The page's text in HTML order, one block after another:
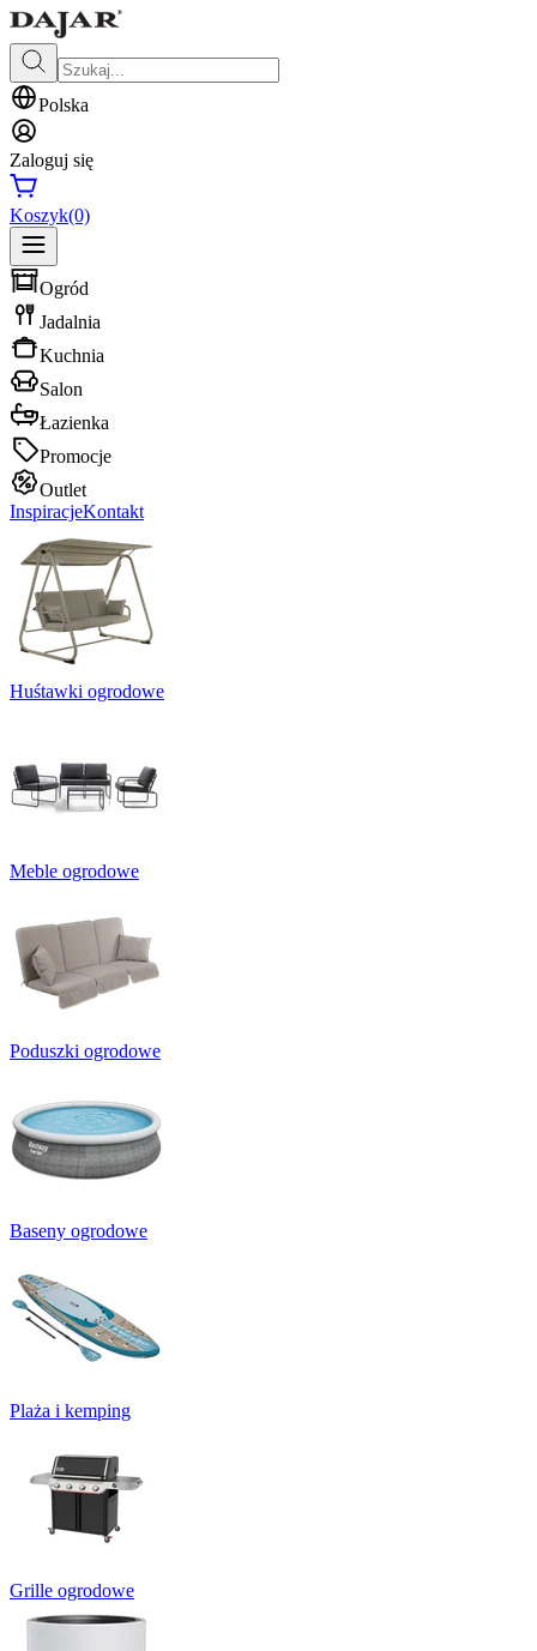
Polska
Zaloguj się
Koszyk(0)
Ogród
Jadalnia
Kuchnia
Salon
Łazienka
Promocje
Outlet
InspiracjeKontakt
Huśtawki ogrodowe
Meble ogrodowe
Poduszki ogrodowe
Baseny ogrodowe
Plaża i kemping
Grille ogrodowe